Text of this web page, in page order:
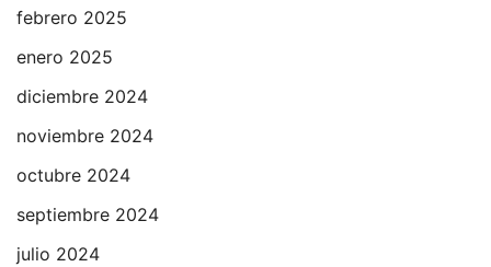
febrero 2025
enero 2025
diciembre 2024
noviembre 2024
octubre 2024
septiembre 2024
julio 2024